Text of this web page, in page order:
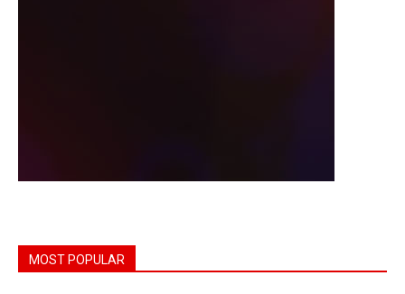
MOST POPULAR